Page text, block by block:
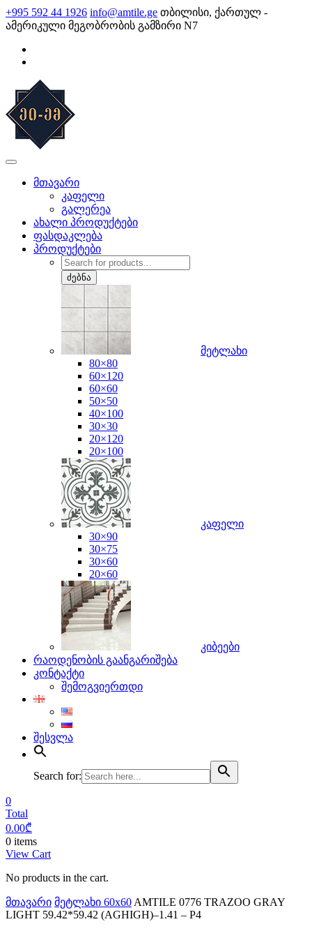
Skip
to
content
+995 592 44 1926 info@amtile.ge თბილისი, ქართულ -
ამერიკული მეგობრობის გამზირი N7
მთავარი
კაფელი
გალერეა
ახალი პროდუქტები
ფასდაკლება
პროდუქტები
Products
search
ძებნა
მეტლახი
80×80
60×120
60×60
50×50
40×100
30×30
20×120
20×100
კაფელი
30×90
30×75
30×60
20×60
კიბეები
რაოდენობის გაანგარიშება
კონტაქტი
შემოგვიერთდი
შესვლა
Search for:
0
Total
0.00₾
0 items
View Cart
No products in the cart.
მთავარი მეტლახი 60x60 AMTILE 0776 TRAZOO GRAY
LIGHT 59.42*59.42 (AGHIGH)–1.41 – P4